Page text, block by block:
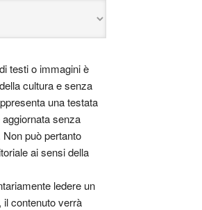
testi o immagini è
cultura e senza
una testata
senza
può pertanto
ai sensi della
ledere un
il contenuto verrà